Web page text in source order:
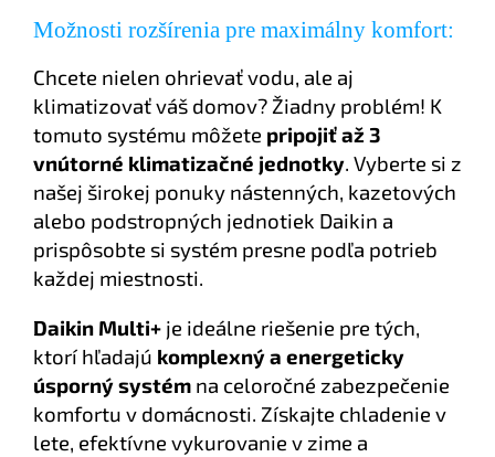
Možnosti rozšírenia pre maximálny komfort:
Chcete nielen ohrievať vodu, ale aj
klimatizovať váš domov? Žiadny problém! K
tomuto systému môžete pripojiť až 3
vnútorné klimatizačné jednotky. Vyberte si z
našej širokej ponuky nástenných, kazetových
alebo podstropných jednotiek Daikin a
prispôsobte si systém presne podľa potrieb
každej miestnosti.
Daikin Multi+ je ideálne riešenie pre tých,
ktorí hľadajú komplexný a energeticky
úsporný systém na celoročné zabezpečenie
komfortu v domácnosti. Získajte chladenie v
lete, efektívne vykurovanie v zime a